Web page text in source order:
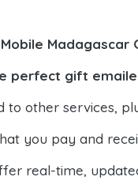
Mobile
perfect gift
to other services,
you pay and
real-time,